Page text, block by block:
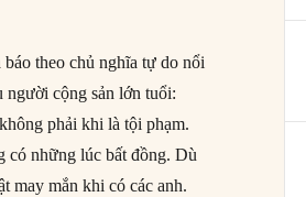
theo chủ nghĩa tự do nổi
người cộng sản lớn tuổi:
phải khi là tội phạm.
có những lúc bất đồng. Dù
may mắn khi có các anh.